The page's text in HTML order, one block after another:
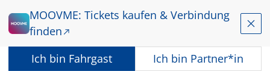
Zum Hauptinhalt springen
MOOVME: Tickets kaufen & Verbindung
finden
In welcher Rolle nutzen Sie dieses Angebot?
Ich bin Fahrgast Ich bin Partner*in